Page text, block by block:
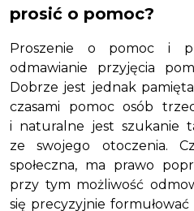
prosić o pomoc?
Proszenie o pomoc i
odmawianie przyjęcia
Dobrze jest jednak
czasami pomoc osób
i naturalne jest szukanie
ze swojego otoczenia.
społeczna, ma prawo
przy tym możliwość
się precyzyjnie formułować